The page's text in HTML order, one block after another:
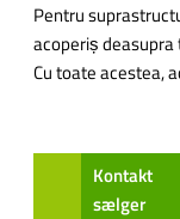
Pentru
acoperiș
Cu toate acestea,
Kontakt
sælger